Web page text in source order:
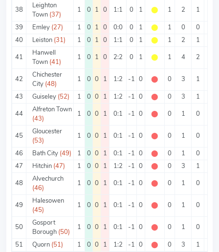
38
Leighton
Town (37)
1 0 1 0 1:1 0 1 ⬤ 1 2 1
39
Emley (27) 1 0 1 0 0:0 0 1 ⬤ 1 0 0
40
Leiston (31) 1 0 1 0 1:1 0 1 ⬤ 1 2 1
41
Hanwell
Town (41)
1 0 1 0 2:2 0 1 ⬤ 1 4 2
42
Chichester
City (48)
1 0 0 1 1:2 -1 0 ⬤ 0 3 1
43
Guiseley (52) 1 0 0 1 1:2 -1 0 ⬤ 0 3 1
44
Alfreton Town
(43)
1 0 0 1 0:1 -1 0 ⬤ 0 1 0
45
Gloucester
(53)
1 0 0 1 0:1 -1 0 ⬤ 0 1 0
46
Bath City (49) 1 0 0 1 0:1 -1 0 ⬤ 0 1 0
47
Hitchin (47) 1 0 0 1 1:2 -1 0 ⬤ 0 3 1
48
Alvechurch
(46)
1 0 0 1 0:1 -1 0 ⬤ 0 1 0
49
Halesowen
(45)
1 0 0 1 0:1 -1 0 ⬤ 0 1 0
50
Gosport
Borough (50)
1 0 0 1 0:1 -1 0 ⬤ 0 1 0
51
Quorn (51) 1 0 0 1 1:2 -1 0 ⬤ 0 3 1